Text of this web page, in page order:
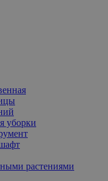
уборки
растениями